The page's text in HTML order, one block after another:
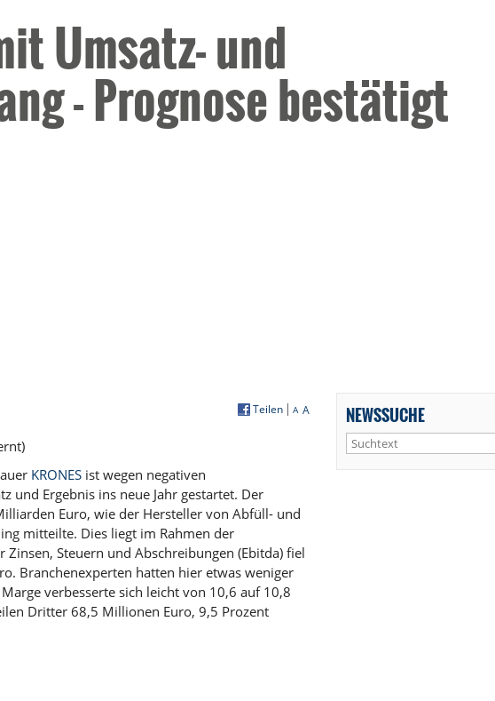
Umsatz- und
- Prognose bestätigt
A
A
Teilen
KRONES ist wegen negativen
und Ergebnis ins neue Jahr gestartet. Der
Euro, wie der Hersteller von Abfüll- und
mitteilte. Dies liegt im Rahmen der
Steuern und Abschreibungen (Ebitda) fiel
Branchenexperten hatten hier etwas weniger
verbesserte sich leicht von 10,6 auf 10,8
Dritter 68,5 Millionen Euro, 9,5 Prozent
NEWSSUCHE